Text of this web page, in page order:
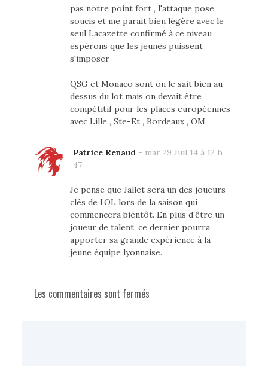
pas notre point fort , l'attaque pose
soucis et me parait bien légère avec le
seul Lacazette confirmé à ce niveau ,
espérons que les jeunes puissent
s'imposer
QSG et Monaco sont on le sait bien au
dessus du lot mais on devait être
compétitif pour les places européennes
avec Lille , Ste-Et , Bordeaux , OM
Patrice Renaud- mar 29 Juil 14 à 12 h
47
Je pense que Jallet sera un des joueurs
clés de l’OL lors de la saison qui
commencera bientôt. En plus d’être un
joueur de talent, ce dernier pourra
apporter sa grande expérience à la
jeune équipe lyonnaise.
Les commentaires sont fermés